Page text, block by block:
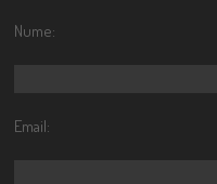
Nume:
Email: